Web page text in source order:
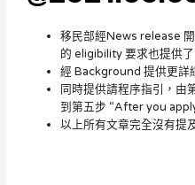
移民部經News release
的 eligibility 要求也提供了
經 Background 提供更詳
同時提供請程序指引，
到第五步 “After you
以上所有文章完全沒有提